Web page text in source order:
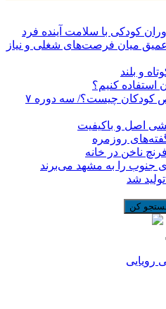
کودکی با سلامت آینده فرد
میان فرصت‌های شغلی و نیاز
و بلند
استفاده کنیم؟
«تربیت صامت» در خصوص کودکان چیست؟/ سه دوره ۷
اصل و باکیفیت
روزمره
ناخن در خانه
جنوب را به مشهد می‌برند
شد
کن
رویایی